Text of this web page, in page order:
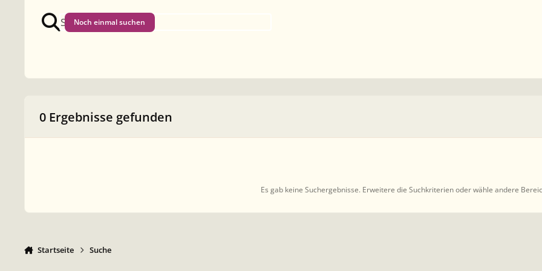
Noch einmal suchen
0 Ergebnisse gefunden
Es gab keine Suchergebnisse. Erweitere die Suchkriterien oder wähle andere
Startseite Suche